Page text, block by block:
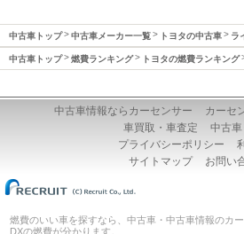
中古車トップ 中古車メーカー一覧 トヨタの中古車 ラ
中古車トップ 燃費ランキング トヨタの燃費ランキング
中古車情報ならカーセンサー
カーセ
車買取・車査定
中古車
プライバシーポリシー
サイトマップ
お問い
燃費のいい車を探すなら、中古車・中古車情報のカ
DXの燃費が分かります。